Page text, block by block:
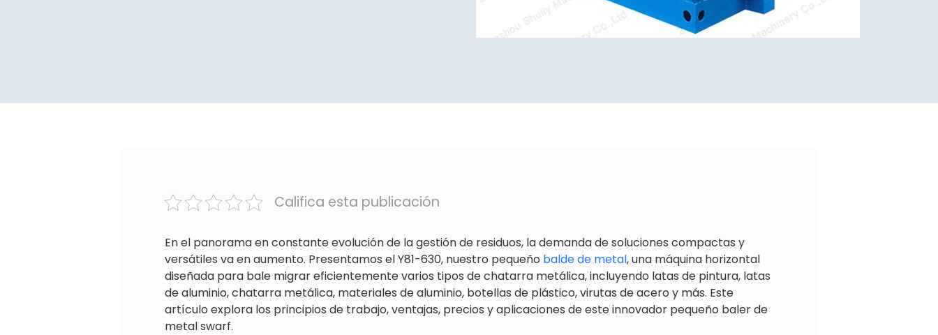
Califica esta publicación
En el panorama en constante evolución de la gestión de residuos, la demanda de soluciones compactas y
versátiles va en aumento. Presentamos el Y81-630, nuestro pequeño balde de metal, una máquina horizontal
diseñada para bale migrar eficientemente varios tipos de chatarra metálica, incluyendo latas de pintura, latas
de aluminio, chatarra metálica, materiales de aluminio, botellas de plástico, virutas de acero y más. Este
artículo explora los principios de trabajo, ventajas, precios y aplicaciones de este innovador pequeño baler de
metal swarf.